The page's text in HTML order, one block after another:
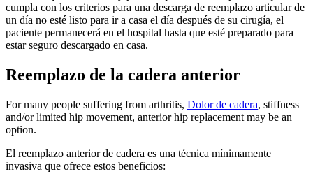
cumpla con los criterios para una descarga de reemplazo articular de
un día no esté listo para ir a casa el día después de su cirugía, el
paciente permanecerá en el hospital hasta que esté preparado para
estar seguro descargado en casa.
Reemplazo de la cadera anterior
For many people suffering from arthritis, Dolor de cadera, stiffness
and/or limited hip movement, anterior hip replacement may be an
option.
El reemplazo anterior de cadera es una técnica mínimamente
invasiva que ofrece estos beneficios: